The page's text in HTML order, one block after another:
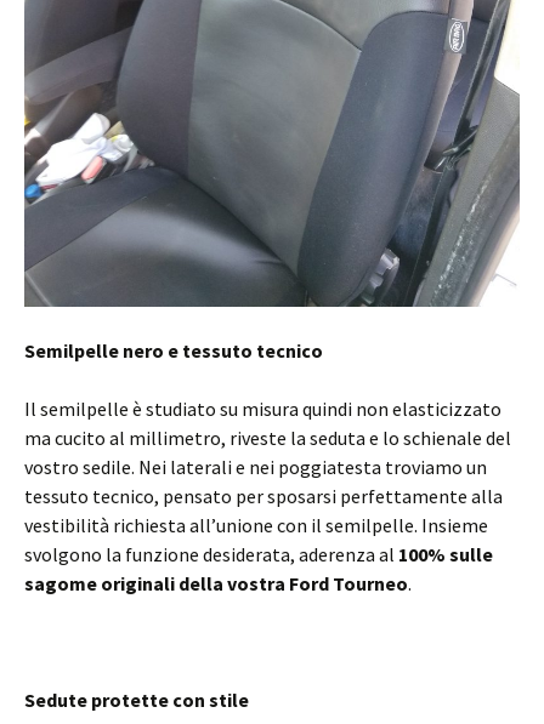
Semilpelle nero e tessuto tecnico
Il semilpelle è studiato su misura quindi non elasticizzato
ma cucito al millimetro, riveste la seduta e lo schienale del
vostro sedile. Nei laterali e nei poggiatesta troviamo un
tessuto tecnico, pensato per sposarsi perfettamente alla
vestibilità richiesta all’unione con il semilpelle. Insieme
svolgono la funzione desiderata, aderenza al 100% sulle
sagome originali della vostra Ford Tourneo.
Sedute protette con stile